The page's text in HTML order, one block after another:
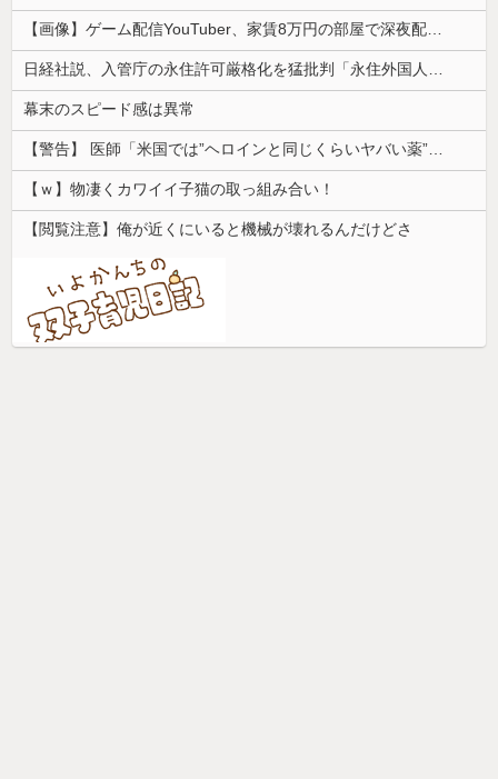
【画像】ゲーム配信YouTuber、家賃8万円の部屋で深夜配信→管理会社から厳重注意されてお気持ち表明
日経社説、入管庁の永住許可厳格化を猛批判「永住外国人の生活保護受給をなくす目的、外国人の意欲をそがないか懸念」「外国人を一時的な労働力ではなく、...
幕末のスピード感は異常
【警告】 医師「米国では”ヘロインと同じくらいヤバい薬”が日本では平気で処方されてる」
【ｗ】物凄くカワイイ子猫の取っ組み合い！
【閲覧注意】俺が近くにいると機械が壊れるんだけどさ